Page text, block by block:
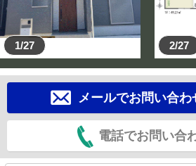
1/27 2/27
メールでお問い合
電話でお問い合